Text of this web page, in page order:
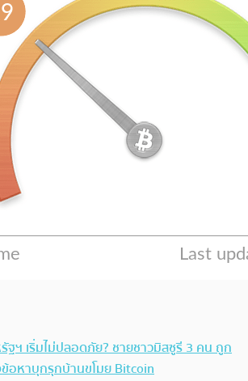
ฐฯ เริ่มไม่ปลอดภัย? ชายชาวมิสซูรี 3 คน ถูก
อหาบุกรุกบ้านขโมย Bitcoin